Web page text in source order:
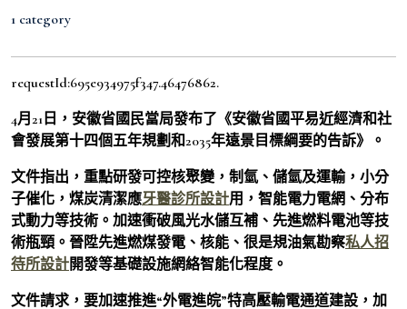
1 category
requestId:695e934975f347.46476862.
4月21日，安徽省國民當局發布了《安徽省國平易近經濟和社
會發展第十四個五年規劃和2035年遠景目標綱要的告訴》。
文件指出，重點研發可控核聚變，制氫、儲氫及運輸，小分
子催化，煤炭清潔應牙醫診所設計用，智能電力電網、分布
式動力等技術。加速衝破風光水儲互補、先進燃料電池等技
術瓶頸。晉陞先進燃煤發電、核能、很是規油氣勘察私人招
待所設計開發等基礎設施網絡智能化程度。
文件請求，要加速推進“外電進皖”特高壓輸電通道建設，加